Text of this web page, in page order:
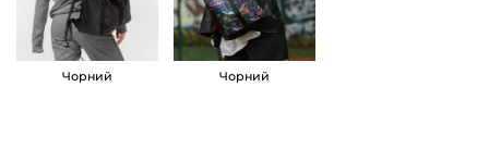
і
н
о
Чорний Чорний